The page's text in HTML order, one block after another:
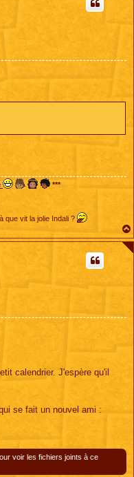
***
que vit la jolie Indali ?
calendrier. J'espère qu'il
se fait un nouvel ami :
voir les fichiers joints à ce